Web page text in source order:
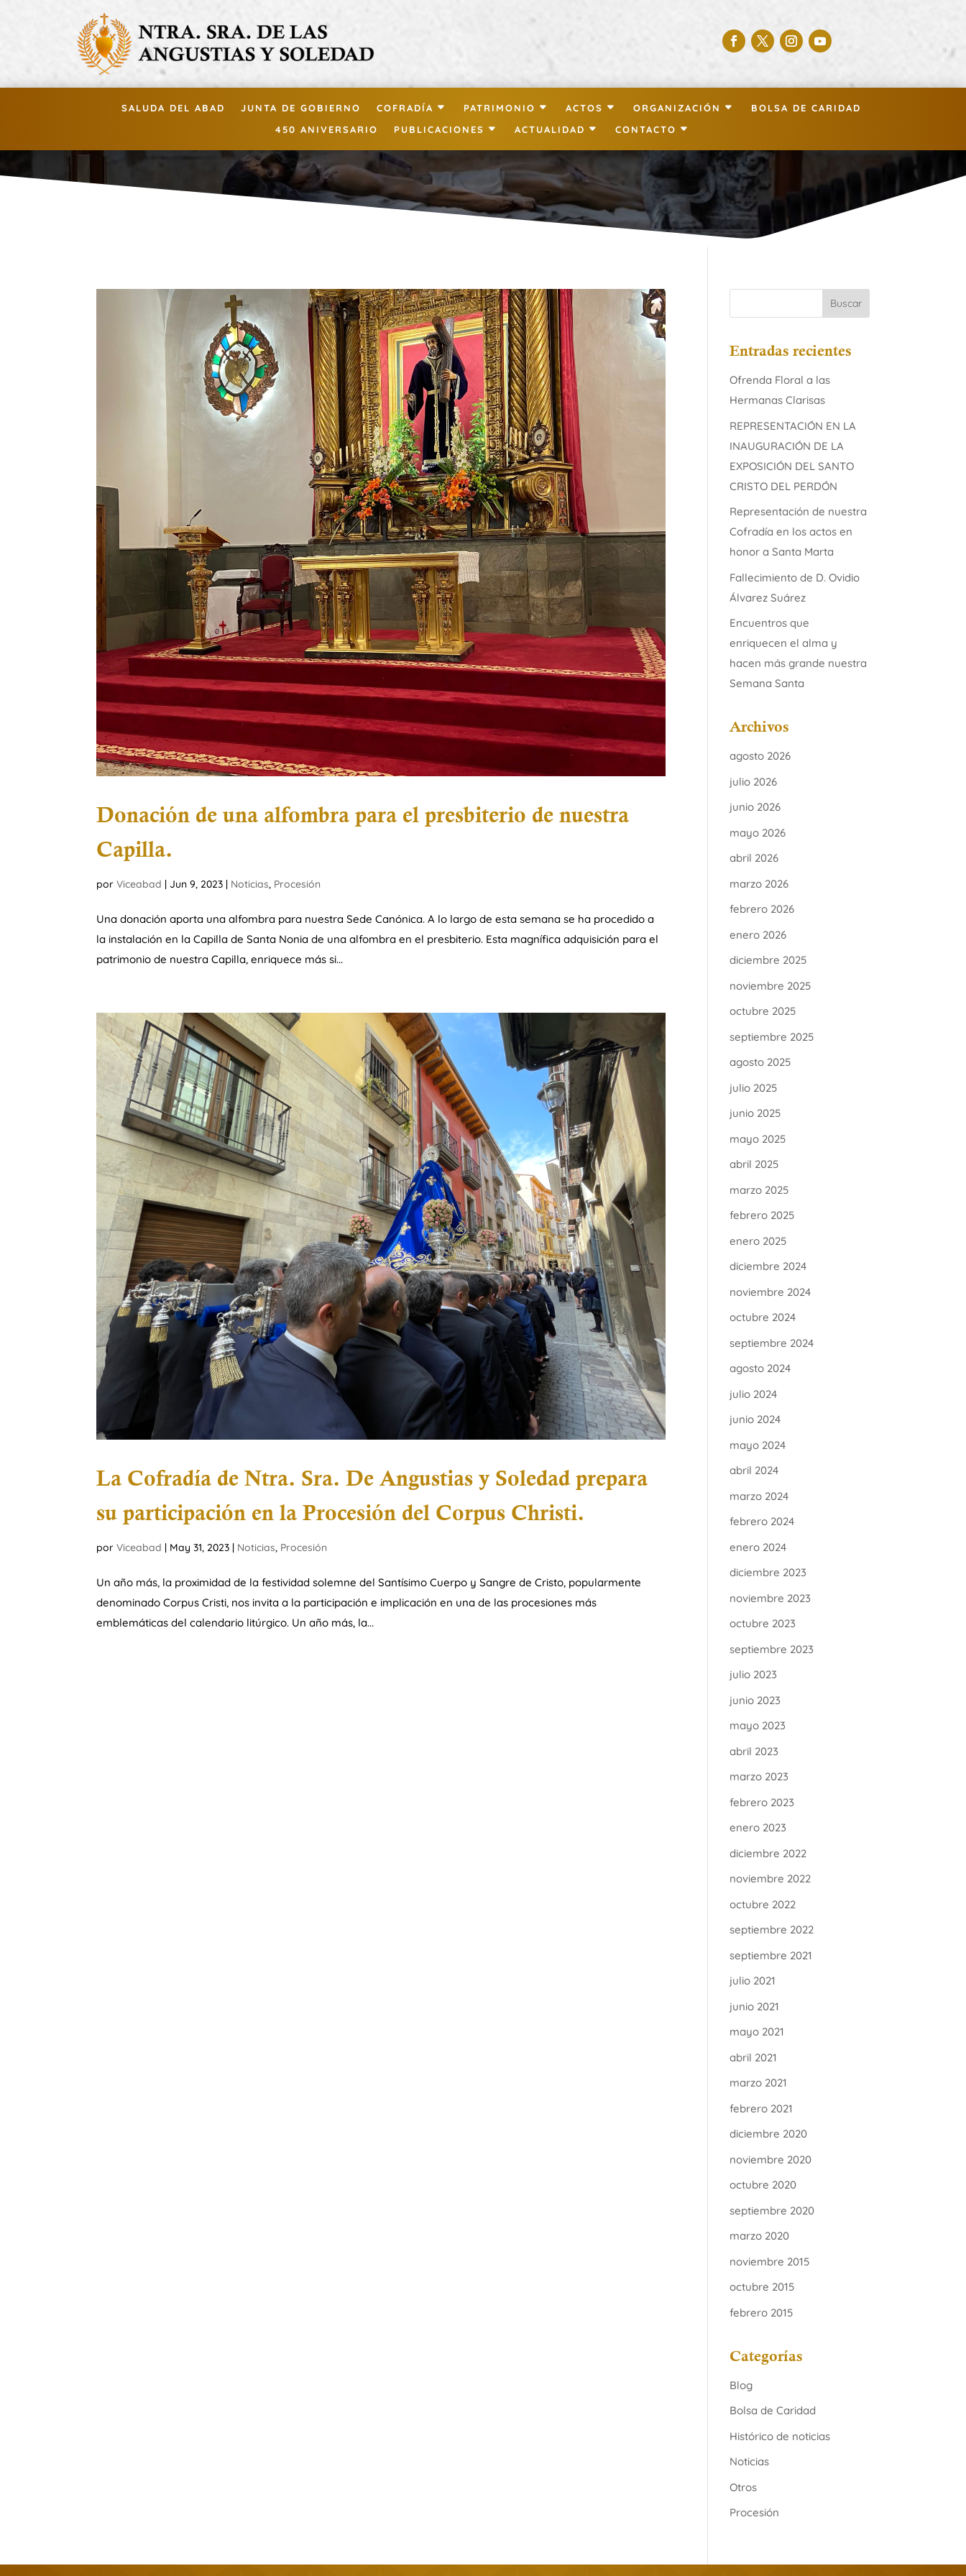
SALUDA DEL ABAD JUNTA DE GOBIERNO COFRADÍA PATRIMONIO ACTOS ORGANIZACIÓN
BOLSA DE CARIDAD
450 ANIVERSARIO
PUBLICACIONES ACTUALIDAD CONTACTO
Donación de una alfombra para el presbiterio de nuestra
Capilla.
porViceabad | Jun 9, 2023 | Noticias, Procesión
Una donación aporta una alfombra para nuestra Sede Canónica. A lo largo de esta semana se ha procedido a
la instalación en la Capilla de Santa Nonia de una alfombra en el presbiterio. Esta magnífica adquisición para el
patrimonio de nuestra Capilla, enriquece más si...
La Cofradía de Ntra. Sra. De Angustias y Soledad prepara
su participación en la Procesión del Corpus Christi.
porViceabad | May 31, 2023 | Noticias, Procesión
Un año más, la proximidad de la festividad solemne del Santísimo Cuerpo y Sangre de Cristo, popularmente
denominado Corpus Cristi, nos invita a la participación e implicación en una de las procesiones más
emblemáticas del calendario litúrgico. Un año más, la...
Entradas recientes
Ofrenda Floral a las
Hermanas Clarisas
REPRESENTACIÓN EN LA
INAUGURACIÓN DE LA
EXPOSICIÓN DEL SANTO
CRISTO DEL PERDÓN
Representación de nuestra
Cofradía en los actos en
honor a Santa Marta
Fallecimiento de D. Ovidio
Álvarez Suárez
Encuentros que
enriquecen el alma y
hacen más grande nuestra
Semana Santa
Archivos
agosto 2026
julio 2026
junio 2026
mayo 2026
abril 2026
marzo 2026
febrero 2026
enero 2026
diciembre 2025
noviembre 2025
octubre 2025
septiembre 2025
agosto 2025
julio 2025
junio 2025
mayo 2025
abril 2025
marzo 2025
febrero 2025
enero 2025
diciembre 2024
noviembre 2024
octubre 2024
septiembre 2024
agosto 2024
julio 2024
junio 2024
mayo 2024
abril 2024
marzo 2024
febrero 2024
enero 2024
diciembre 2023
noviembre 2023
octubre 2023
septiembre 2023
julio 2023
junio 2023
mayo 2023
abril 2023
marzo 2023
febrero 2023
enero 2023
diciembre 2022
noviembre 2022
octubre 2022
septiembre 2022
septiembre 2021
julio 2021
junio 2021
mayo 2021
abril 2021
marzo 2021
febrero 2021
diciembre 2020
noviembre 2020
octubre 2020
septiembre 2020
marzo 2020
noviembre 2015
octubre 2015
febrero 2015
Categorías
Blog
Bolsa de Caridad
Histórico de noticias
Noticias
Otros
Procesión